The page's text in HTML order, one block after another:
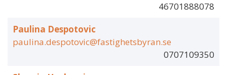
46701888078
Paulina Despotovic
paulina.despotovic@fastighetsbyran.se
0707109350